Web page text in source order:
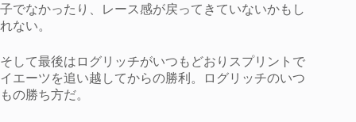
子でなかったり、レース感が戻ってきていないかもし
れない。
そして最後はログリッチがいつもどおりスプリントで
イエーツを追い越してからの勝利。ログリッチのいつ
もの勝ち方だ。